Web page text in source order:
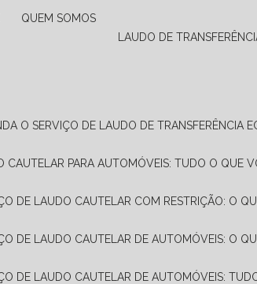
QUEM SOMOS
LAUDO DE
O SERVIÇO DE LAUDO DE TRANSFERÊNCIA
CAUTELAR PARA AUTOMÓVEIS: TUDO O QUE
DE LAUDO CAUTELAR COM RESTRIÇÃO: O
DE LAUDO CAUTELAR DE AUTOMÓVEIS: O
DE LAUDO CAUTELAR DE AUTOMÓVEIS: